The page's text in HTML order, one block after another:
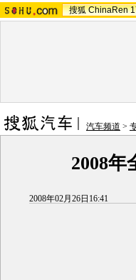
搜狐 ChinaRen
汽车频道 >
2008年
2008年02月26日16:41